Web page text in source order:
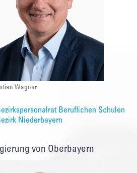
Wagner
Beruflichen Schulen
Niederbayern
von Oberbayern